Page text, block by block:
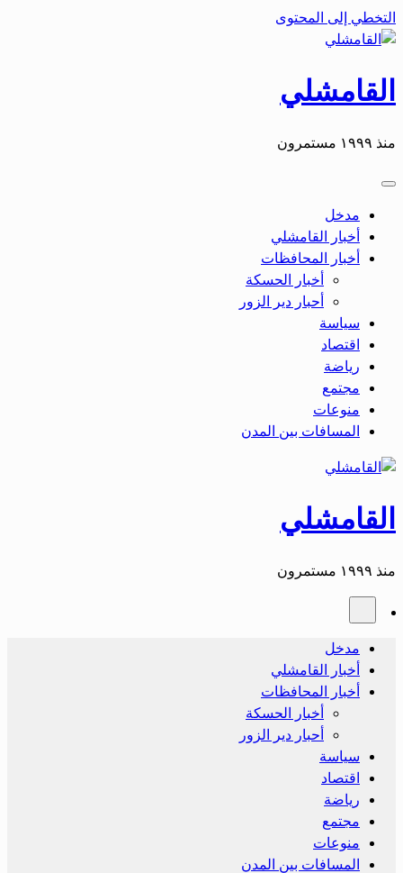
التخطي إلى المحتوى
القامشلي
منذ ١٩٩٩ مستمرون
مدخل
أخبار القامشلي
أخبار المحافظات
أخبار الحسكة
أحبار دير الزور
سياسة
اقتصاد
رياضة
مجتمع
منوعات
المسافات بين المدن
القامشلي
منذ ١٩٩٩ مستمرون
مدخل
أخبار القامشلي
أخبار المحافظات
أخبار الحسكة
أحبار دير الزور
سياسة
اقتصاد
رياضة
مجتمع
منوعات
المسافات بين المدن